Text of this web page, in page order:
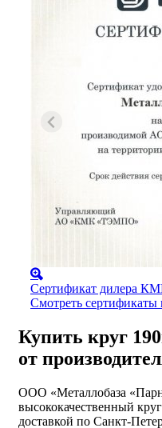
Сертификат дилера
Смотреть сертификаты
Купить круг
от
ООО «Металлобаза
высококачественный
доставкой по Санкт-